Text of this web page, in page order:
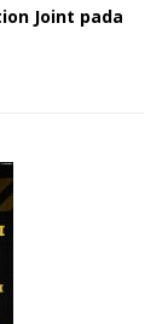
Joint pada